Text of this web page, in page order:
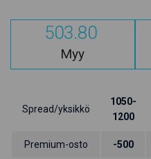
503.80
Myy
Spread/yksikkö
1050-
1200
Premium-osto -500